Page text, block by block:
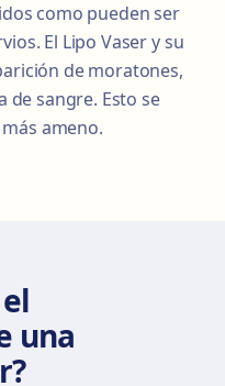
como pueden ser
El Lipo Vaser y su
de moratones,
de sangre. Esto se
ameno.
una